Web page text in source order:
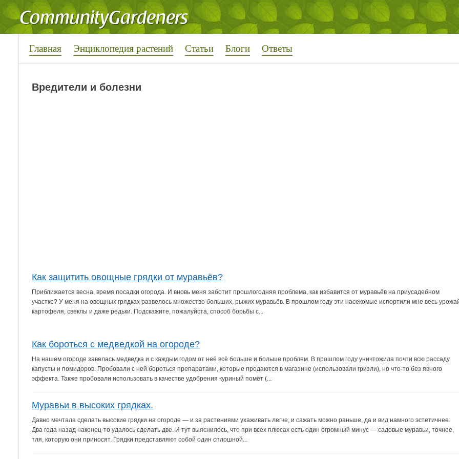
Главная Энциклопедия растений Статьи Блоги Ответы
Вредители и болезни
Как защитить овощные грядки от муравьёв?
Приближается весна, время посадки огорода. И вновь меня заботит прошлогодняя проблема, как избавится от муравьёв на приусадебном
участке? У меня на овощных грядках развелось множество больших, рыжих муравьёв. В прошлом году эти насекомые испортили мне весь
картофеля, свеклы и даже редьки. Подскажите, пожалуйста, способ борьбы с...
Как бороться с медведкой на огороде?
На нашем огороде завелась медведка и с каждым годом от неё всё больше и больше проблем. В прошлом году уничтожила почти всю рассаду
капусты и помидоров. Пробовали с ней бороться препаратами, которые продаются в магазине (использовали гризли), но что-то без явного
эффекта. Также пробовали использовать в качестве удобрения куриный помёт (...
Муравьи в высоких грядках.
Давно мечтала сделать высокие грядки на огороде — и за растениями ухаживать легче, и сажать можно раньше, да и вид намного эстетичнее.
Два года назад наконец-то удалось сделать две. И тут выяснилось, что при всех плюсах есть один огромный минус — садовые муравьи, точнее,
тля, которую они приносят. Грядки представляют собой один сплошной...